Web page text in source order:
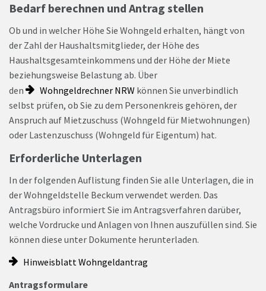
Bedarf berechnen und Antrag stellen
Ob und in welcher Höhe Sie Wohngeld erhalten, hängt von
der Zahl der Haushaltsmitglieder, der Höhe des
Haushaltsgesamteinkommens und der Höhe der Miete
beziehungsweise Belastung ab. Über
den
Wohngeldrechner NRW können Sie unverbindlich
selbst prüfen, ob Sie zu dem Personenkreis gehören, der
Anspruch auf Mietzuschuss (Wohngeld für Mietwohnungen)
oder Lastenzuschuss (Wohngeld für Eigentum) hat.
Erforderliche Unterlagen
In der folgenden Auflistung finden Sie alle Unterlagen, die in
der Wohngeldstelle Beckum verwendet werden. Das
Antragsbüro informiert Sie im Antragsverfahren darüber,
welche Vordrucke und Anlagen von Ihnen auszufüllen sind. Sie
können diese unter Dokumente herunterladen.
Hinweisblatt Wohngeldantrag
Antragsformulare